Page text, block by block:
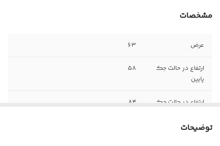
مشخصات
عرض ۶۳
ارتفاع در حالت جک
پایین
۵۸
ارتفاع در حالت جک
۸۴
توضیحات